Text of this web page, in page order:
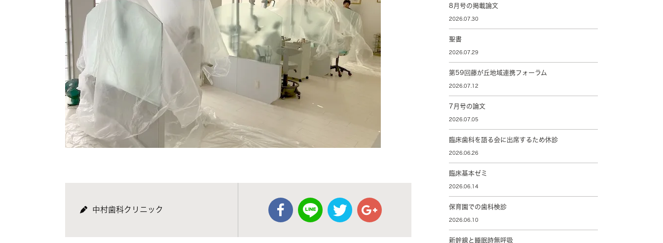
中村歯科クリニック
8月号の掲載論文
2026.07.30
聖書
2026.07.29
第59回藤が丘地域連携フォーラム
2026.07.12
7月号の論文
2026.07.05
臨床歯科を語る会に出席するため休診
2026.06.26
臨床基本ゼミ
2026.06.14
保育園での歯科検診
2026.06.10
新幹線と睡眠時無呼吸